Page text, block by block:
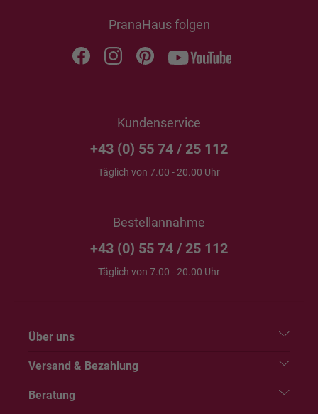
PranaHaus folgen
Kundenservice
+43 (0) 55 74 / 25 112
Täglich von 7.00 - 20.00 Uhr
Bestellannahme
+43 (0) 55 74 / 25 112
Täglich von 7.00 - 20.00 Uhr
Über uns
Versand & Bezahlung
Beratung